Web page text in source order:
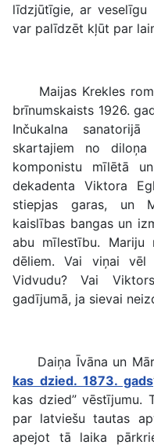
līdzjūtīgie, ar
var palīdzēt kļūt par
Maijas Krekles
brīnumskaists 1926.
Inčukalna
skartajiem no
komponistu mīlētā
dekadenta Viktora
stiepjas garas, un
kaislības bangas un
abu mīlestību. Mariju
dēliem. Vai viņai vēl
Vidvudu? Vai
gadījumā, ja sievai
Daiņa Īvāna un
kas dzied. 1873. gads
kas dzied” vēstījumu.
par latviešu tautas
apejot tā laika